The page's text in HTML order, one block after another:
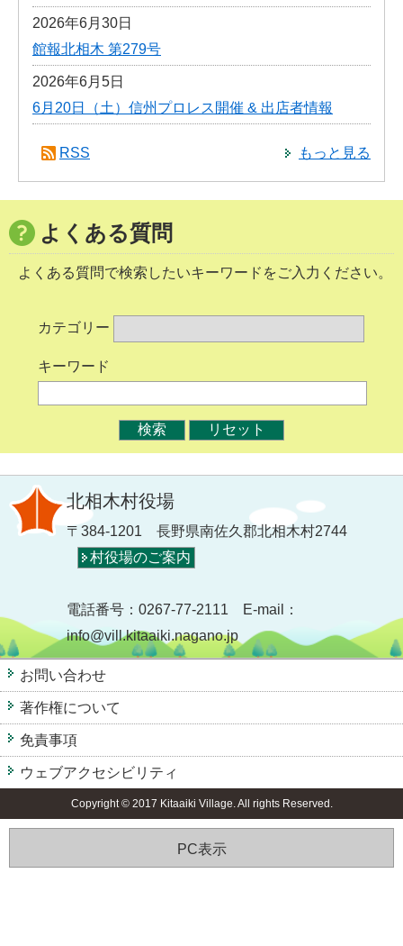
2026年6月30日
館報北相木 第279号
2026年6月5日
6月20日（土）信州プロレス開催 & 出店者情報
もっと見る
RSS
よくある質問
よくある質問で検索したいキーワードをご入力ください。
カテゴリー
キーワード
北相木村役場
〒384-1201 長野県南佐久郡北相木村2744
村役場のご案内
電話番号：0267-77-2111 E-mail：
info@vill.kitaaiki.nagano.jp
お問い合わせ
著作権について
免責事項
ウェブアクセシビリティ
Copyright © 2017 Kitaaiki Village. All rights Reserved.
PC表示